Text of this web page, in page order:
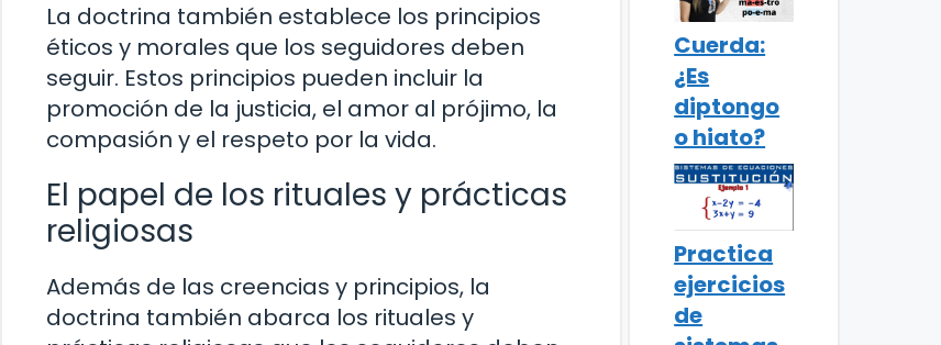
La doctrina también establece los principios
éticos y morales que los seguidores deben
seguir. Estos principios pueden incluir la
promoción de la justicia, el amor al prójimo, la
compasión y el respeto por la vida.
El papel de los rituales y prácticas
religiosas
Además de las creencias y principios, la
doctrina también abarca los rituales y
Cuerda:
¿Es
diptongo
o hiato?
Practica
ejercicios
de